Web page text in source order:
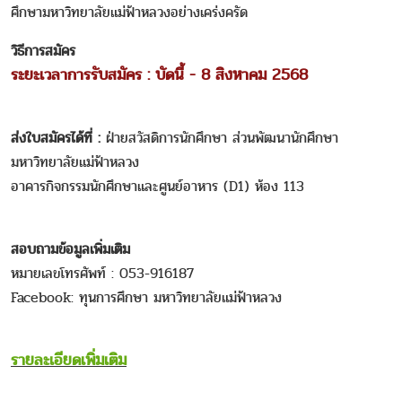
ศึกษามหาวิทยาลัยแม่ฟ้าหลวงอย่างเคร่งครัด
วิธีการสมัคร
ระยะเวลาการรับสมัคร : บัดนี้ - 8 สิงหาคม 2568
ส่งใบสมัครได้ที่ : ฝ่ายสวัสดิการนักศึกษา ส่วนพัฒนานักศึกษา
มหาวิทยาลัยแม่ฟ้าหลวง
อาคารกิจกรรมนักศึกษาและศูนย์อาหาร (D1) ห้อง 113
สอบถามข้อมูลเพิ่มเติม
หมายเลขโทรศัพท์ : 053-916187
Facebook: ทุนการศึกษา มหาวิทยาลัยแม่ฟ้าหลวง
รายละเอียดเพิ่มเติม